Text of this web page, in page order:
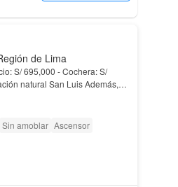
de Lima
S/ 695,000 - Cochera: S/
Sin amoblar Ascensor